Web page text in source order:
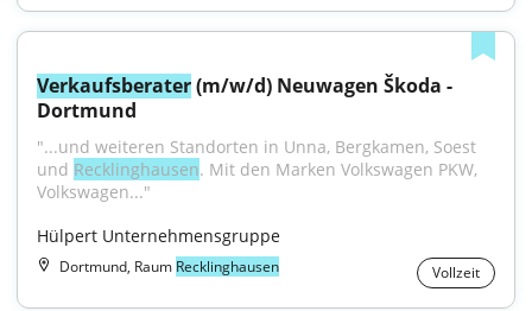
Verkaufsberater (m/w/d) Neuwagen Škoda -
Dortmund
"...und weiteren Standorten in Unna, Bergkamen, Soest
und Recklinghausen. Mit den Marken Volkswagen PKW,
Volkswagen..."
Hülpert Unternehmensgruppe
Dortmund, Raum Recklinghausen Vollzeit